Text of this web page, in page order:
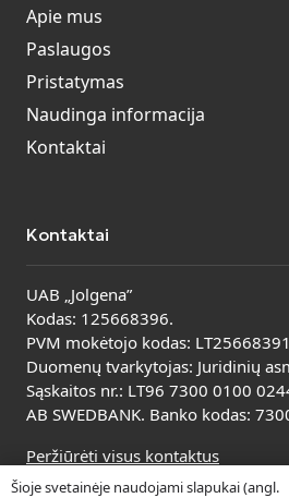
Apie mus
Paslaugos
Pristatymas
Naudinga informacija
Kontaktai
Kontaktai
UAB „Jolgena”
Kodas: 125668396.
PVM mokėtojo kodas:
Duomenų tvarkytojas: Juridinių
Sąskaitos nr.: LT96 7300 0100
AB SWEDBANK. Banko kodas:
Peržiūrėti visus kontaktus
Šioje svetainėje naudojami slapukai (angl.